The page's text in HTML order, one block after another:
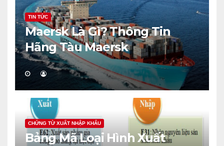
TIN TỨC
Maersk Là Gì? Thông Tin
Hãng Tàu Maersk
CHỨNG TỪ XUẤT NHẬP KHẨU
Bảng Mã Loại Hình Xuất